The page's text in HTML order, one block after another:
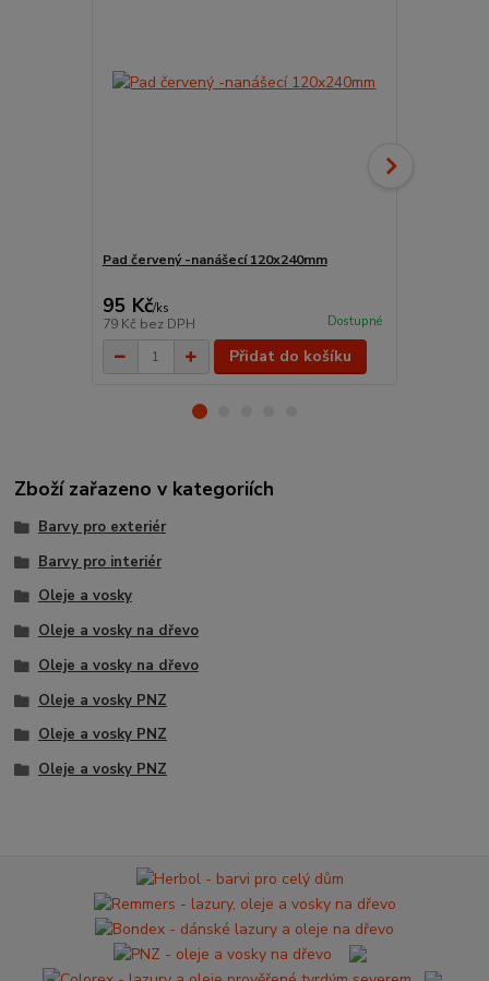
Pad červený -nanášecí 120x240mm
95 Kč/ks
79 Kč bez DPH Dostupné
Přidat do košíku
Zboží zařazeno v kategoriích
Barvy pro exteriér
Barvy pro interiér
Oleje a vosky
Oleje a vosky na dřevo
Oleje a vosky na dřevo
Oleje a vosky PNZ
Oleje a vosky PNZ
Oleje a vosky PNZ